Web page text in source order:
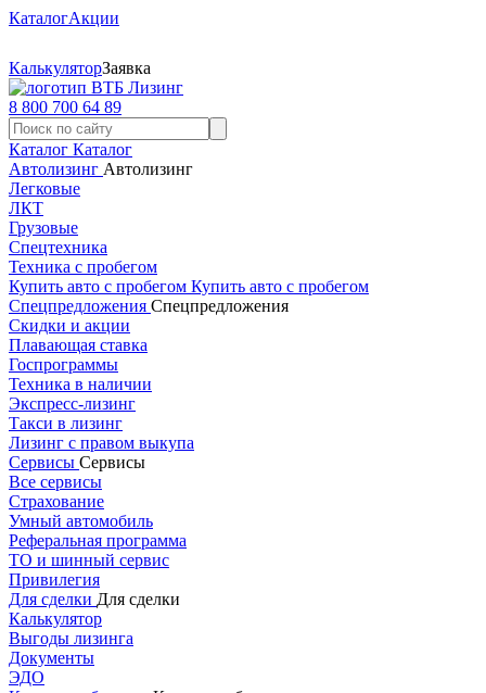
КаталогАкции
КалькуляторЗаявка
8 800 700 64 89
Каталог Каталог
Автолизинг Автолизинг
Легковые
ЛКТ
Грузовые
Спецтехника
Техника с пробегом
Купить авто с пробегом Купить авто с пробегом
Спецпредложения Спецпредложения
Скидки и акции
Плавающая ставка
Госпрограммы
Техника в наличии
Экспресс-лизинг
Такси в лизинг
Лизинг с правом выкупа
Сервисы Сервисы
Все сервисы
Страхование
Умный автомобиль
Реферальная программа
ТО и шинный сервис
Привилегия
Для сделки Для сделки
Калькулятор
Выгоды лизинга
Документы
ЭДО